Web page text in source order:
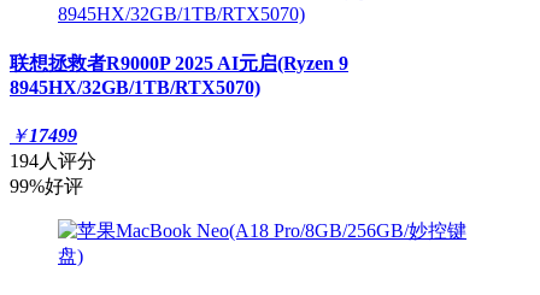
联想拯救者R9000P 2025 AI元启(Ryzen 9
8945HX/32GB/1TB/RTX5070)
￥17499
194人评分
99%好评